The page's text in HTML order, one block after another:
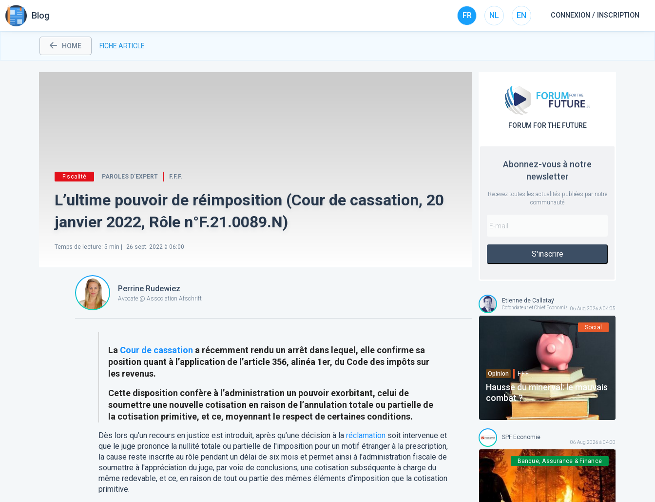
Blog FR NL EN CONNEXION / INSCRIPTION
HOME FICHE ARTICLE
Fiscalité PAROLES D’EXPERT F.F.F.
L’ultime pouvoir de réimposition (Cour de cassation, 20
janvier 2022, Rôle n°F.21.0089.N)
Temps de lecture: 5 min | 26 sept. 2022 à 06:00
Perrine Rudewiez
Avocate @ Association Afschrift
La Cour de cassation a récemment rendu un arrêt dans lequel, elle confirme sa
position quant à l’application de l’article 356, alinéa 1er, du Code des impôts sur
les revenus.
Cette disposition confère à l’administration un pouvoir exorbitant, celui de
soumettre une nouvelle cotisation en raison de l’annulation totale ou partielle de
la cotisation primitive, et ce, moyennant le respect de certaines conditions.
Dès lors qu’un recours en justice est introduit, après qu’une décision à la réclamationsoit intervenue et
que le juge prononce la nullité totale ou partielle de l'imposition pour un motif étranger à la prescription,
la cause reste inscrite au rôle pendant un délai de six mois et permet ainsi à l'administration fiscale de
soumettre à l'appréciation du juge, par voie de conclusions, une cotisation subséquente à charge du
même redevable, et ce, en raison de tout ou partie des mêmes éléments d'imposition que la cotisation
primitive.
FORUM FOR THE FUTURE
Abonnez-vous à notre
newsletter
Recevez toutes les actualités publiées par notre
communauté
S'inscrire
Etienne de Callataÿ
Cofondateur et Chief Economist @ Orcadia Asset Management
06 Aug 2026 à 04:05
Social
Opinion F.F.F.
Hausse du minerval: le mauvais
combat ?
SPF Economie
06 Aug 2026 à 04:00
Banque, Assurance & Finance